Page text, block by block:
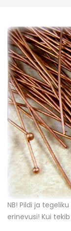
NB! Pildi ja
erinevusi! Kui